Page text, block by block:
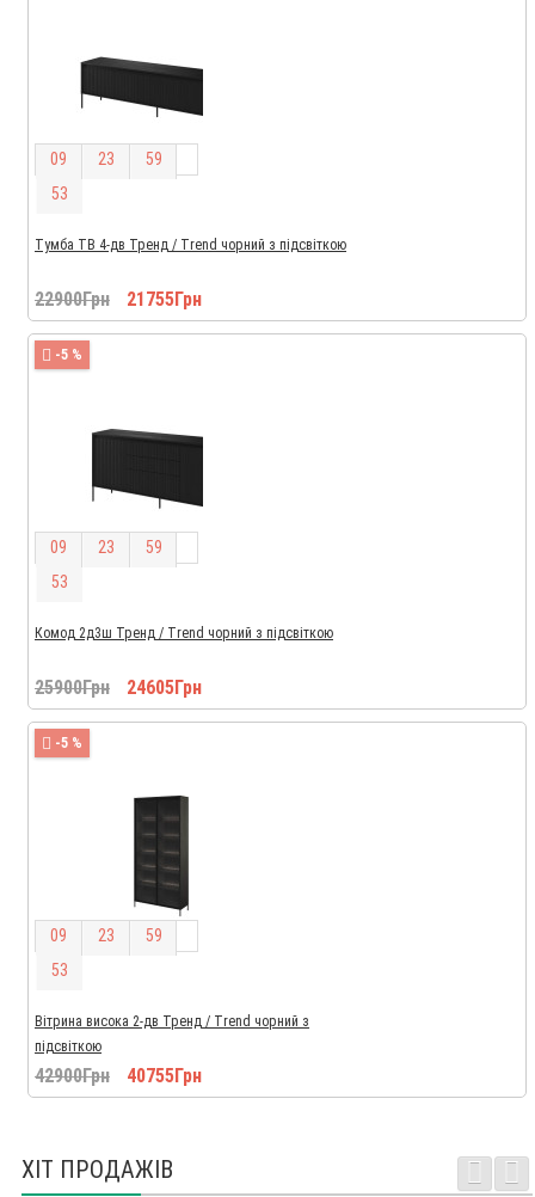
09 23 59
52
Тумба ТВ 4-дв Тренд / Trend чорний з підсвіткою
22900Грн 21755Грн
-5 %
09 23 59
52
Комод 2д3ш Тренд / Trend чорний з підсвіткою
25900Грн 24605Грн
-5 %
09 23 59
52
Вітрина висока 2-дв Тренд / Trend чорний з
підсвіткою
42900Грн 40755Грн
ХІТ ПРОДАЖІВ